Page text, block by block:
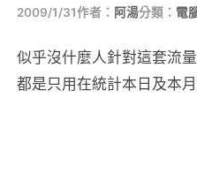
2009/1/31作者： 阿湯分類： 電
似乎沒什麼人針對這套流
都是只用在統計本日及本